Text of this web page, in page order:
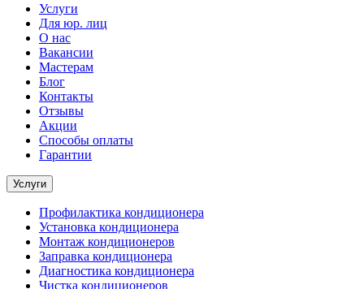
Услуги
Для юр. лиц
О нас
Вакансии
Мастерам
Блог
Контакты
Отзывы
Акции
Способы оплаты
Гарантии
Услуги
Профилактика кондиционера
Установка кондиционера
Монтаж кондиционеров
Заправка кондиционера
Диагностика кондиционера
Чистка кондиционеров